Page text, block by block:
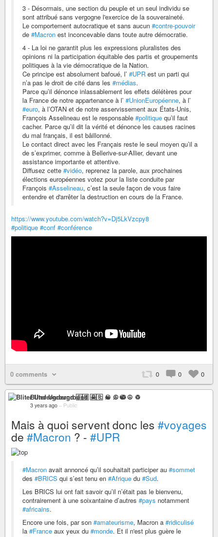
3 - Désormais, une section du peuple et un seul individu se
sont attribué sans vergogne l'exercice de la souveraineté.
Le comportement autocratique et sans aucun #contre-pouvoir
de #Macron est inconcevable dans toute autre démocratie.
4 - La loi ne garantit plus les expressions pluralistes des
opinions ni la participation équitable des partis et groupements
politiques à la vie démocratique de la Nation.
Ce principe est absolument bafoué, l’ #UPR est un parti qui
n’a pas le droit de cité dans les #médias.
Parce qu’il dénonce inlassablement les effets délétères pour
la France de notre appartenance à l’ #UnionEuropéenne, à l’
#euro, à l’OTAN et de notre asservissement aux États-Unis,
François Asselineau est le responsable #politique qu’il faut
cacher. Parce qu’il dit la vérité et dénonce les causes racines
du mal français, il est bâillonné.
Le contact direct avec les Français reste le seul moyen qu’il a
de s’exprimer, comme à Bellerive-sur-Allier, devant une
assistance importante et attentive.
Diffusez cette #vidéo, reprenez la parole, aux prochaines
élections européennes votez pour la liste conduite par
François #Asselineau, c’est la seule façon de vous faire
entendre et d'arrêter la destruction en cours de la France.
https://www.youtube.com/watch?v=Dj5LkVzcpy8
#politique #conf #conférence
0 comments 0 0 0
Bliter Underground 🇫🇷 ☠ ♫ ☯ ☮ ♽
3 years ago – Public
Mais à quoi servent donc les #voyages
de #Macron ? - #UPR
#Macron avait annoncé qu’il souhaitait participer au #sommet
des #BRICS qui s’est tenu en #Afrique du #Sud.
Les BRICS lui ont fait savoir qu’il n’était pas le bienvenu,
contrairement à une soixantaine d’autres #pays notamment
#africains.
Encore une fois, par son #amateurisme, Macron a #ridiculisé
la #France aux yeux du #monde. Et il n'est plus guère le